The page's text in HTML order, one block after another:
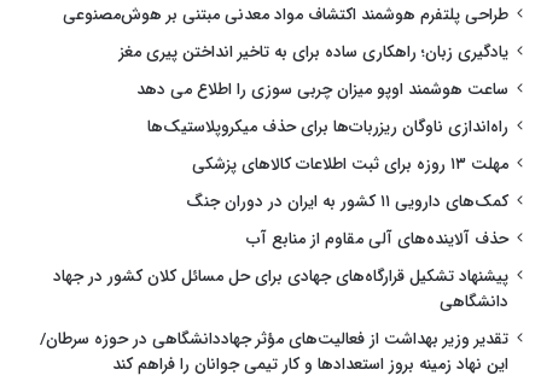
طراحی پلتفرم هوشمند اکتشاف مواد معدنی مبتنی بر هوش‌مصنوعی
یادگیری زبان؛ راهکاری ساده برای به تاخیر انداختن پیری مغز
ساعت هوشمند اوپو میزان چربی سوزی را اطلاع می دهد
راه‌اندازی ناوگان ریزربات‌ها برای حذف میکروپلاستیک‌ها
مهلت ۱۳ روزه برای ثبت اطلاعات کالاهای پزشکی
کمک‌های دارویی ۱۱ کشور به ایران در دوران جنگ
حذف آلاینده‌های آلی مقاوم از منابع آب
پیشنهاد تشکیل قرارگاه‌های جهادی برای حل مسائل کلان کشور در جهاد
دانشگاهی
تقدیر وزیر بهداشت از فعالیت‌های مؤثر جهاددانشگاهی در حوزه سرطان/
این نهاد زمینه بروز استعدادها و کار تیمی جوانان را فراهم کند